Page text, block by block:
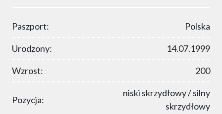
Paszport: Polska
Urodzony: 14.07.1999
Wzrost: 200
Pozycja:
niski skrzydłowy / silny
skrzydłowy